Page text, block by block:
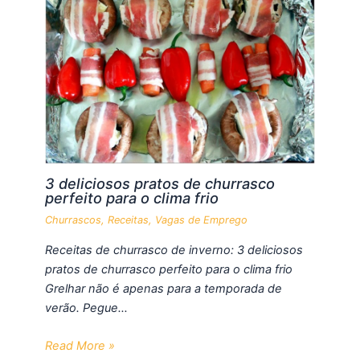
3 deliciosos pratos de churrasco
perfeito para o clima frio
Churrascos,Receitas, Vagas de Emprego
Receitas de churrasco de inverno: 3 deliciosos
pratos de churrasco perfeito para o clima frio
Grelhar não é apenas para a temporada de
verão. Pegue…
Read More »